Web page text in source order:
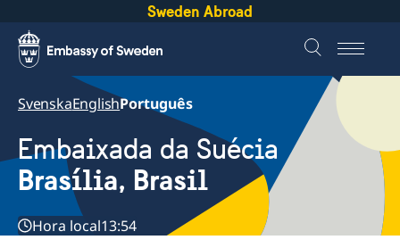
Sweden Abroad
SvenskaEnglishPortuguês
Embaixada da Suécia
Brasília, Brasil
Hora local13:54